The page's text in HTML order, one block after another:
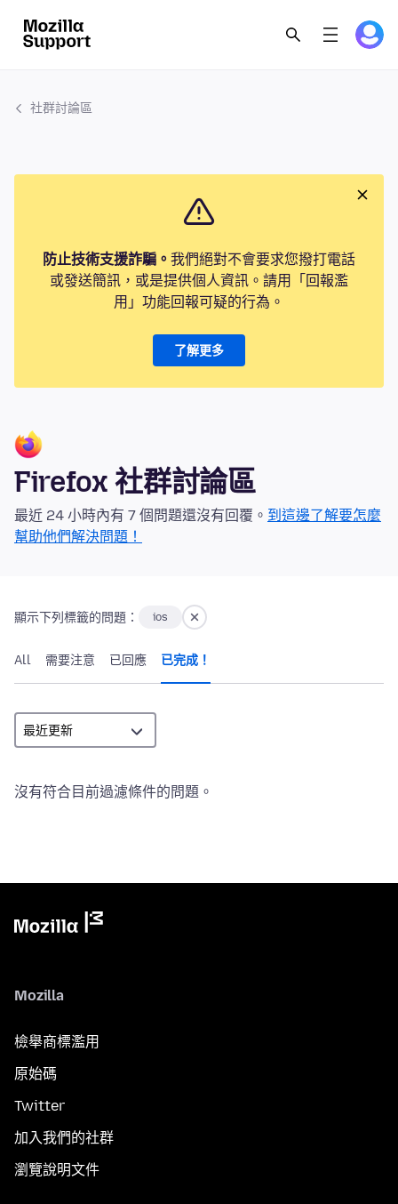
社群討論區
防止技術支援詐騙。 我們絕對不會要求您撥打電話
或發送簡訊，或是提供個人資訊。請用「回報濫
用」功能回報可疑的行為。
了解更多
Firefox 社群討論區
最近 24 小時內有 7 個問題還沒有回覆。 到這邊了解要怎麼
幫助他們解決問題！
顯示下列標籤的問題： ios
All 需要注意 已回應 已完成！
沒有符合目前過濾條件的問題。
Mozilla
檢舉商標濫用
原始碼
Twitter
加入我們的社群
瀏覽說明文件